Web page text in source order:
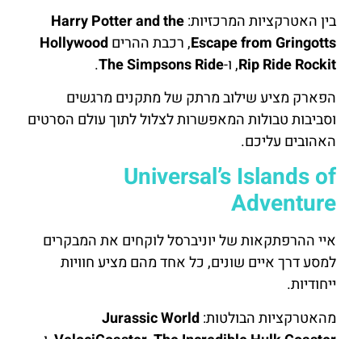
בין האטרקציות המרכזיות:Harry Potter and the
Escape from Gringotts, רכבת ההריםHollywood
Rip Ride Rockit, ו- TheSimpsons Ride
.
הפארק מציע שילוב מרתק של מתקנים מרגשים
וסביבות טבולות המאפשרות לצלול לתוך עולם הסרטים
האהובים עליכם.
Universal’s Islands of
Adventure
איי ההרפתקאות של יוניברסל לוקחים את המבקרים
למסע דרך איים שונים, כל אחד מהם מציע חוויות
ייחודיות.
מהאטרקציות הבולטות:Jurassic World